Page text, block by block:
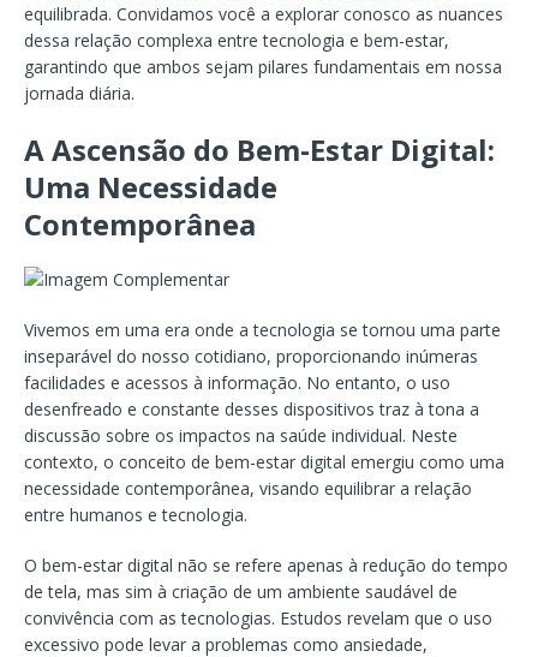
equilibrada. Convidamos você a explorar conosco as nuances
dessa relação complexa entre tecnologia e bem-estar,
garantindo que ambos sejam pilares fundamentais em nossa
jornada diária.
A Ascensão do Bem-Estar Digital:
Uma Necessidade
Contemporânea
Vivemos em uma era onde a tecnologia se tornou uma parte
inseparável do nosso cotidiano, proporcionando inúmeras
facilidades e acessos à informação. No entanto, o uso
desenfreado e constante desses dispositivos traz à tona a
discussão sobre os impactos na saúde individual. Neste
contexto, o conceito de bem-estar digital emergiu como uma
necessidade contemporânea, visando equilibrar a relação
entre humanos e tecnologia.
O bem-estar digital não se refere apenas à redução do tempo
de tela, mas sim à criação de um ambiente saudável de
convivência com as tecnologias. Estudos revelam que o uso
excessivo pode levar a problemas como ansiedade,